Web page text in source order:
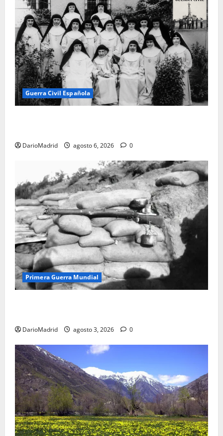
Guerra Civil Española
DarioMadrid agosto 6, 2026 0
Primera Guerra Mundial
DarioMadrid agosto 3, 2026 0